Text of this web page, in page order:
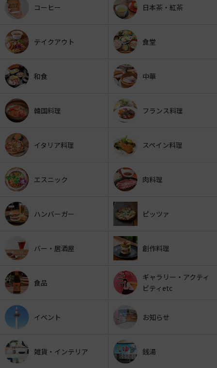
コーヒー 日本茶・紅茶
テイクアウト 食堂
和食 中華
韓国料理 フランス料理
イタリア料理 スペイン料理
エスニック 肉料理
ハンバーガー ピッツァ
バー・居酒屋 創作料理
食品
ギャラリー・アクティ
ビティetc
イベント お知らせ
雑貨・インテリア 銭湯